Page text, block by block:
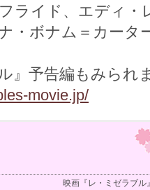
ライド、エディ
・ボナム＝カータ
』予告編もみられ
movie.jp/
映画『レ・ミゼラブル